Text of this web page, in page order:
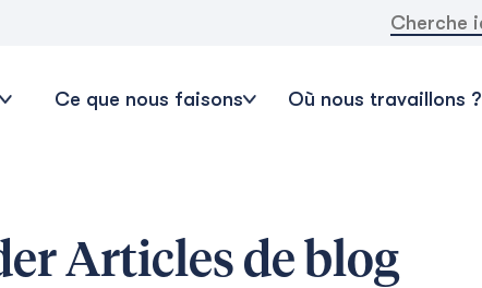
Rechercher:
Ce que nous faisons Où nous travaillons ?
Articles de blog